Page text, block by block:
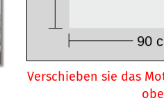
Verschieben sie das